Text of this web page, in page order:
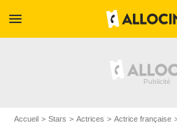
menu
Accueil Stars Actrices Actrice française